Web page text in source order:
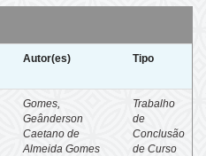
Autor(es) Tipo
Gomes,
Geânderson
Caetano de
Almeida Gomes
Trabalho
de
Conclusão
de Curso